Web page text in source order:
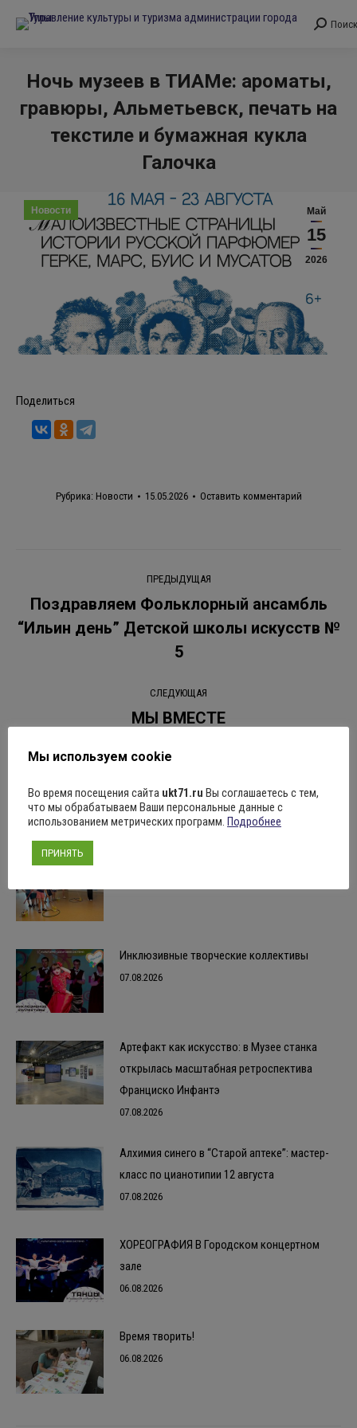
Поиск:
Поиск
Ночь музеев в ТИАМе: ароматы,
гравюры, Альметьевск, печать на
текстиле и бумажная кукла
Галочка
Май
15
2026
Новости
Поделиться
Рубрика: Новости 15.05.2026 Оставить комментарий
Навигация
по
записям
ПРЕДЫДУЩАЯ
Предыдущая
запись:
Поздравляем Фольклорный ансамбль
“Ильин день” Детской школы искусств №
5
СЛЕДУЮЩАЯ
Следующая
МЫ ВМЕСТЕ
Похожие записи
Инклюзивные творческие коллективы
07.08.2026
Артефакт как искусство: в Музее станка
открылась масштабная ретроспектива
Франциско Инфантэ
07.08.2026
Алхимия синего в “Старой аптеке”: мастер-
класс по цианотипии 12 августа
07.08.2026
ХОРЕОГРАФИЯ В Городском концертном
зале
06.08.2026
Время творить!
06.08.2026
Мы используем cookie
Во время посещения сайта ukt71.ru Вы соглашаетесь с тем,
что мы обрабатываем Ваши персональные данные с
использованием метрических программ. Подробнее
ПРИНЯТЬ